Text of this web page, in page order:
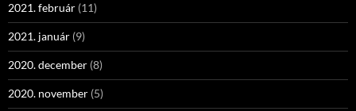
2021. február (11)
2021. január (9)
2020. december (8)
2020. november (5)